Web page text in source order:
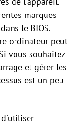
marques
le BIOS.
ordinateur peut
vous souhaitez
et gérer les
est un peu
d'utiliser